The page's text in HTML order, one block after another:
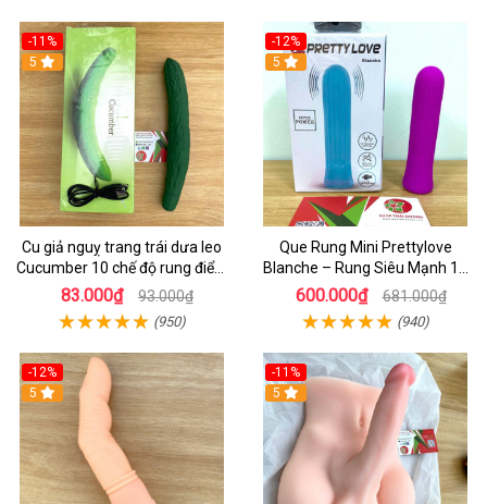
-11%
5
Cu giả nguỵ trang trái dưa leo
Cucumber 10 chế độ rung điểm
G
83.000₫ 93.000₫
(950)
-12%
5
Que Rung Mini Prettylove
Blanche – Rung Siêu Mạnh 12
Chế Độ Kích Thích Điểm G Lên
Đỉnh Nhanh
600.000₫ 681.000₫
(940)
-12%
5
-11%
5